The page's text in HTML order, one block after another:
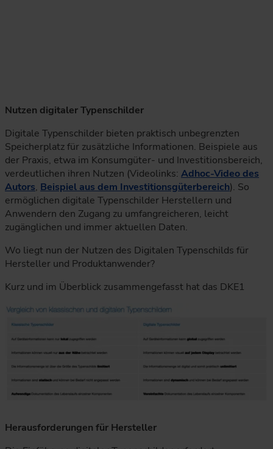
Nutzen digitaler Typenschilder
Digitale Typenschilder bieten praktisch unbegrenzten
Speicherplatz für zusätzliche Informationen. Beispiele aus
der Praxis, etwa im Konsumgüter- und Investitionsbereich,
verdeutlichen ihren Nutzen (Videolinks: Adhoc-Video des
Autors, Beispiel aus dem Investitionsgüterbereich). So
ermöglichen digitale Typenschilder Herstellern und
Anwendern den Zugang zu umfangreicheren, leicht
zugänglichen und immer aktuellen Daten.
Wo liegt nun der Nutzen des Digitalen Typenschilds für
Hersteller und Produktanwender?
Kurz und im Überblick zusammengefasst hat das DKE1
Herausforderungen für Hersteller